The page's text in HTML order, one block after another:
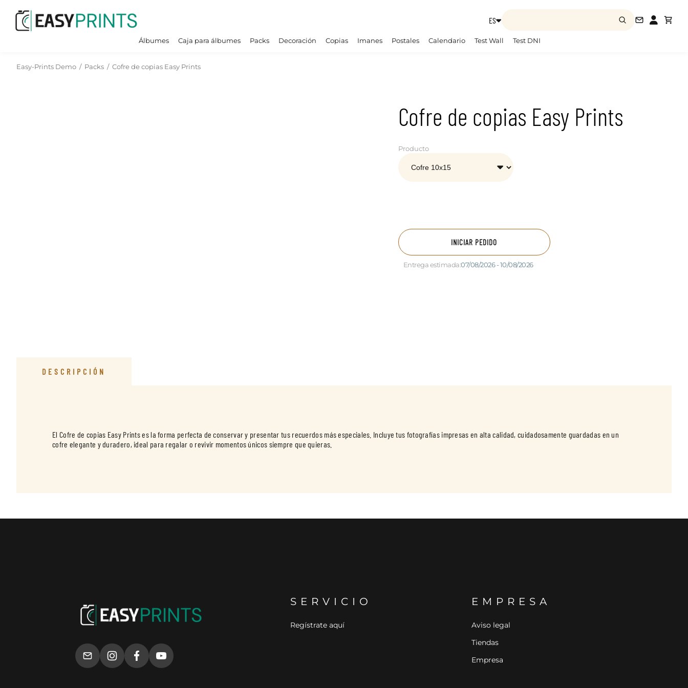
ES
Álbumes Caja para álbumes Packs Decoración Copias Imanes Postales Calendario Test Wall Test DNI
Easy-Prints Demo / Packs / Cofre de copias Easy Prints
Cofre de copias Easy Prints
Producto
INICIAR PEDIDO
Entrega estimada:07/08/2026 - 10/08/2026
DESCRIPCIÓN
El Cofre de copias Easy Prints es la forma perfecta de conservar y presentar tus recuerdos más especiales. Incluye tus fotografías impresas en alta calidad, cuidadosamente guardadas en un
cofre elegante y duradero, ideal para regalar o revivir momentos únicos siempre que quieras.
SERVICIO
Regístrate aquí
EMPRESA
Aviso legal
Tiendas
Empresa